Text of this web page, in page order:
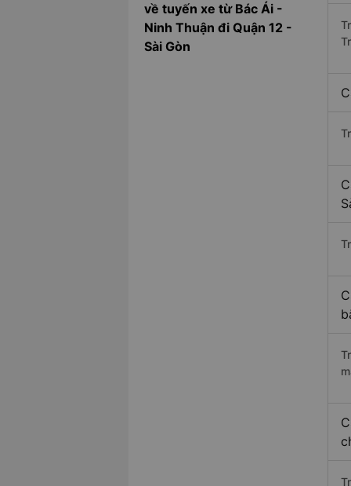
về tuyến xe từ Bác Ái -
Ninh Thuận đi Quận 12 -
Sài Gòn